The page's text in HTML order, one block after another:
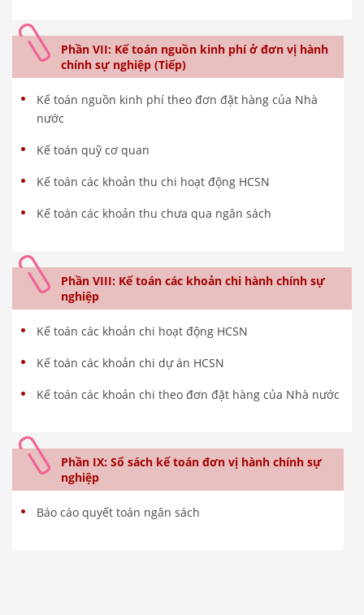
Phần VII: Kế toán nguồn kinh phí ở đơn vị hành
chính sự nghiệp (Tiếp)
Kế toán nguồn kinh phí theo đơn đặt hàng của Nhà
nước
Kế toán quỹ cơ quan
Kế toán các khoản thu chi hoạt động HCSN
Kế toán các khoản thu chưa qua ngân sách
Phần VIII: Kế toán các khoản chi hành chính sự
nghiệp
Kế toán các khoản chi hoạt động HCSN
Kế toán các khoản chi dự án HCSN
Kế toán các khoản chi theo đơn đặt hàng của Nhà nước
Phần IX: Sổ sách kế toán đơn vị hành chính sự
nghiệp
Báo cáo quyết toán ngân sách